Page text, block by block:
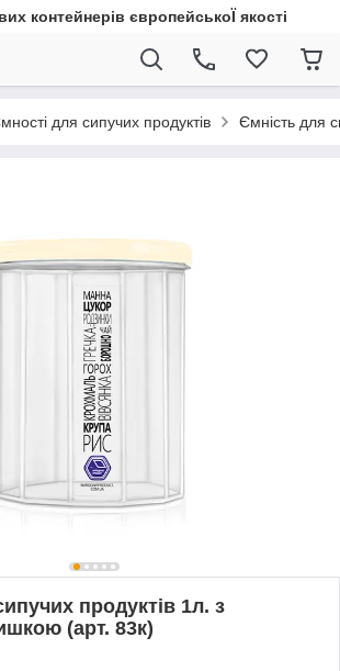
контейнерів європейськоЇ якості
для сипучих продуктів Ємність для
продуктів 1л. з
(арт. 83к)